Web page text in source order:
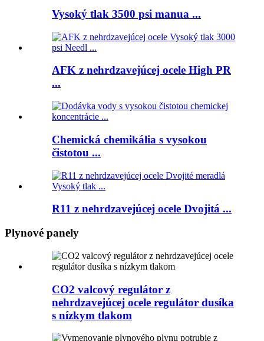
Vysoký tlak 3500 psi manua ...
AFK z nehrdzavejúcej ocele High PR
...
Chemická chemikália s vysokou
čistotou ...
R11 z nehrdzavejúcej ocele Dvojitá ...
Plynové panely
CO2 valcový regulátor z
nehrdzavejúcej ocele regulátor dusíka
s nízkym tlakom